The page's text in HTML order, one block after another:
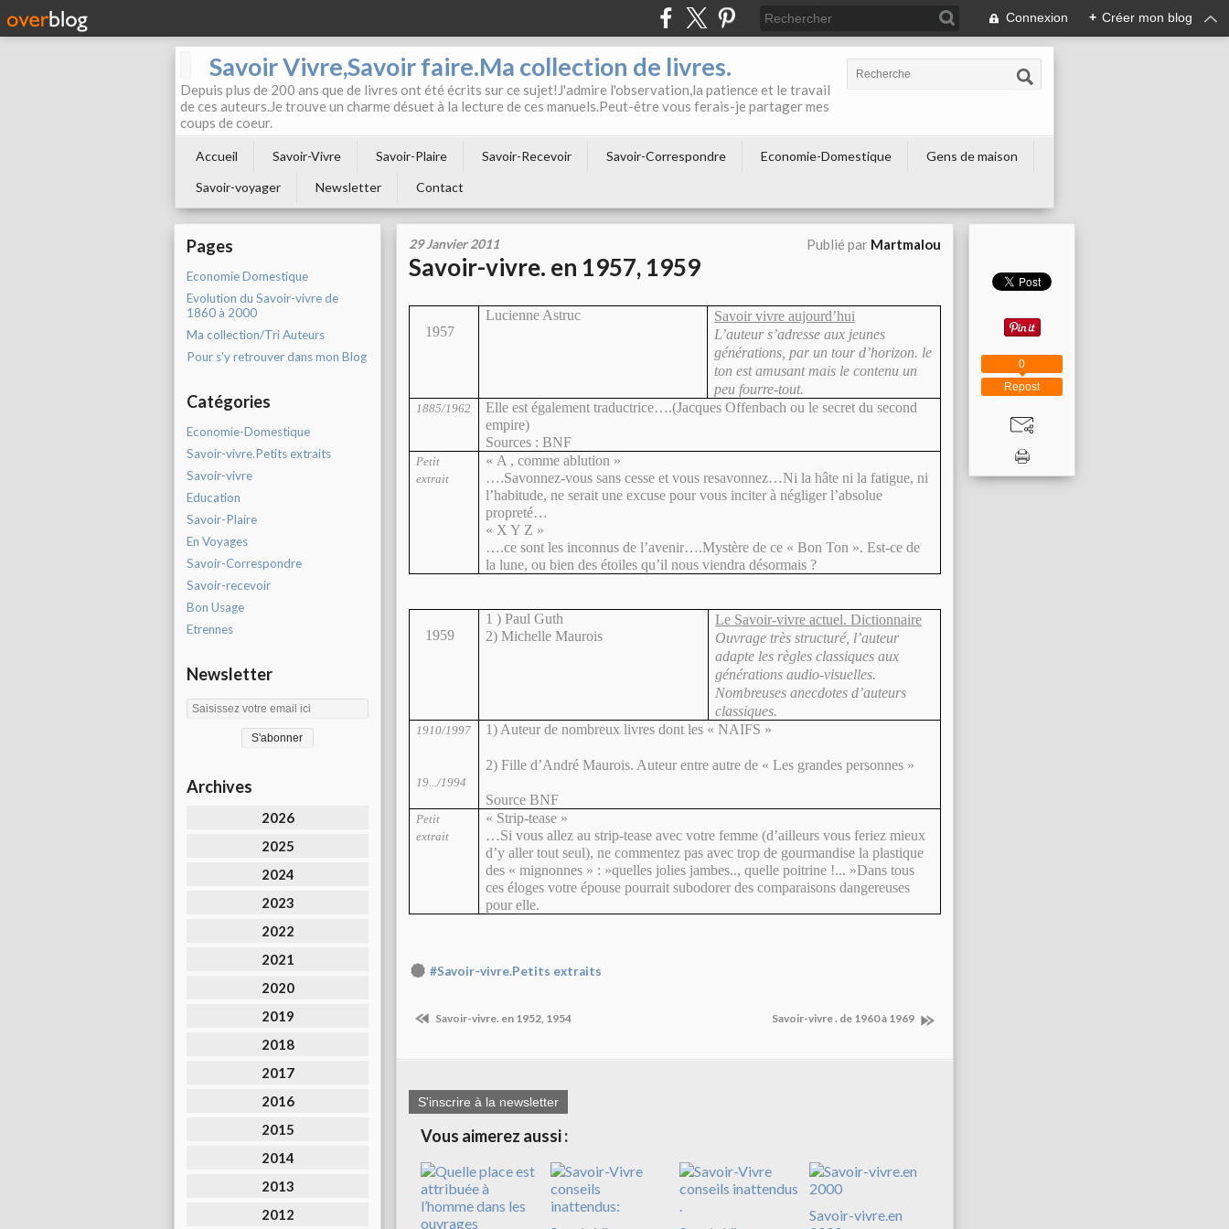
Connexion + Créer mon blog
Savoir Vivre,Savoir faire.Ma collection de livres.
Depuis plus de 200 ans que de livres ont été écrits sur ce sujet!J'admire l'observation,la patience et le travail
de ces auteurs.Je trouve un charme désuet à la lecture de ces manuels.Peut-être vous ferais-je partager mes
coups de coeur.
Accueil Savoir-Vivre Savoir-Plaire Savoir-Recevoir Savoir-Correspondre Economie-Domestique
Gens de maison
Savoir-voyager
Newsletter Contact
Pages
Economie Domestique
Evolution du Savoir-vivre de
1860 à 2000
Ma collection/Tri Auteurs
Pour s'y retrouver dans mon Blog
Catégories
Economie-Domestique
Savoir-vivre.Petits extraits
Savoir-vivre
Education
Savoir-Plaire
En Voyages
Savoir-Correspondre
Savoir-recevoir
Bon Usage
Etrennes
Newsletter
Archives
2026
2025
2024
2023
2022
2021
2020
2019
2018
2017
2016
2015
2014
2013
2012
29 Janvier 2011 Publié par Martmalou
Savoir-vivre. en 1957, 1959
1957
Lucienne Astruc
Savoir vivre aujourd’hui
L’auteur s’adresse aux jeunes
générations, par un tour d’horizon. le
ton est amusant mais le contenu un
peu fourre-tout.
1885/1962
Elle est également traductrice….(Jacques Offenbach ou le secret du second
empire)
Sources : BNF
Petit
extrait
« A , comme ablution »
….Savonnez-vous sans cesse et vous resavonnez…Ni la hâte ni la fatigue, ni
l’habitude, ne serait une excuse pour vous inciter à négliger l’absolue
propreté…
« X Y Z »
….ce sont les inconnus de l’avenir….Mystère de ce « Bon Ton ». Est-ce de
la lune, ou bien des étoiles qu’il nous viendra désormais ?
1959
1 ) Paul Guth
2) Michelle Maurois
Le Savoir-vivre actuel. Dictionnaire
Ouvrage très structuré, l’auteur
adapte les règles classiques aux
générations audio-visuelles.
Nombreuses anecdotes d’auteurs
classiques.
1910/1997
19.../1994
1) Auteur de nombreux livres dont les « NAIFS »
2) Fille d’André Maurois. Auteur entre autre de « Les grandes personnes »
Source BNF
Petit
extrait
« Strip-tease »
…Si vous allez au strip-tease avec votre femme (d’ailleurs vous feriez mieux
d’y aller tout seul), ne commentez pas avec trop de gourmandise la plastique
des « mignonnes » : »quelles jolies jambes.., quelle poitrine !... »Dans tous
ces éloges votre épouse pourrait subodorer des comparaisons dangereuses
pour elle.
#Savoir-vivre.Petits extraits
Savoir-vivre. en 1952, 1954 Savoir-vivre . de 1960 à 1969
S'inscrire à la newsletter
Vous aimerez aussi :
Savoir-vivre.en
Repost
0